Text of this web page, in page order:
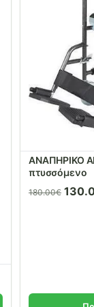
ΑΝΑΠΗΡΙΚΟ
πτυσσόμενο
180.00€